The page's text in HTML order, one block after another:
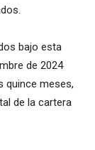
bajo esta
de 2024
quince meses,
de la cartera